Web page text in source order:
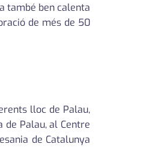
també ben calenta
de més de 50
lloc de Palau,
de Palau, al Centre
de Catalunya